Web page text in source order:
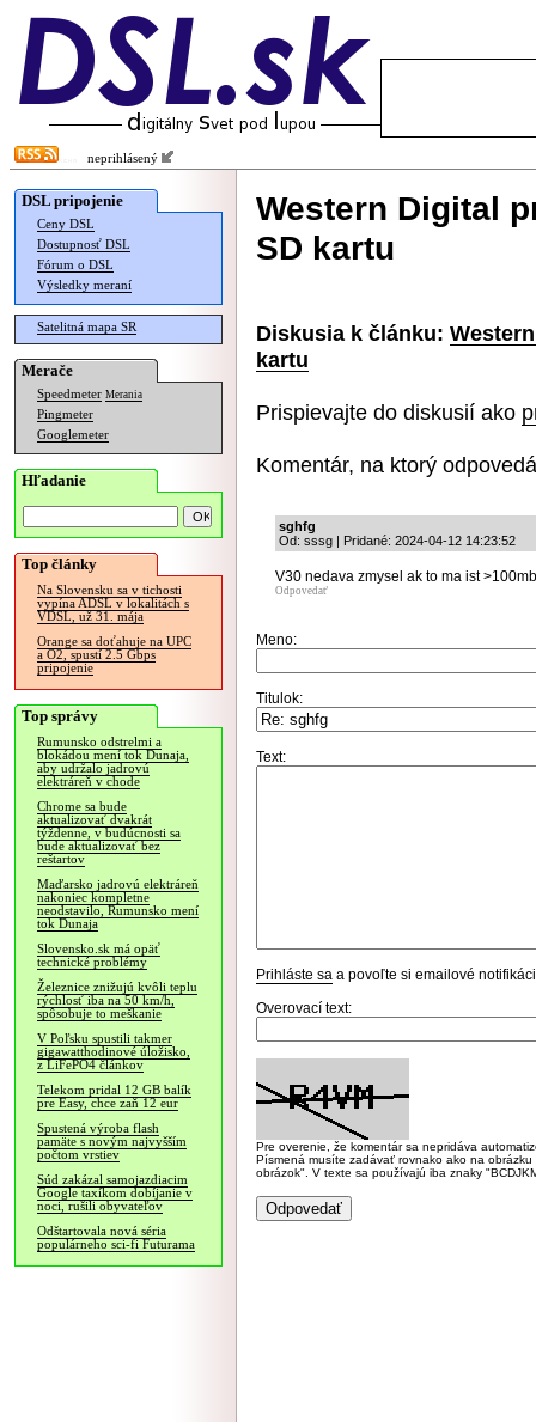
neprihlásený
DSL pripojenie
Ceny DSL
Dostupnosť DSL
Fórum o DSL
Výsledky meraní
Satelitná mapa SR
Merače
Speedmeter Merania
Pingmeter
Googlemeter
Hľadanie
Top články
Na Slovensku sa v tichosti
vypína ADSL v lokalitách s
VDSL, už 31. mája
Orange sa doťahuje na UPC
a O2, spustí 2.5 Gbps
pripojenie
Top správy
Rumunsko odstrelmi a
blokádou mení tok Dunaja,
aby udržalo jadrovú
elektráreň v chode
Chrome sa bude
aktualizovať dvakrát
týždenne, v budúcnosti sa
bude aktualizovať bez
reštartov
Maďarsko jadrovú elektráreň
nakoniec kompletne
neodstavilo, Rumunsko mení
tok Dunaja
Slovensko.sk má opäť
technické problémy
Železnice znižujú kvôli teplu
rýchlosť iba na 50 km/h,
spôsobuje to meškanie
V Poľsku spustili takmer
gigawatthodinové úložisko,
z LiFePO4 článkov
Telekom pridal 12 GB balík
pre Easy, chce zaň 12 eur
Spustená výroba flash
pamäte s novým najvyšším
počtom vrstiev
Súd zakázal samojazdiacim
Google taxíkom dobíjanie v
noci, rušili obyvateľov
Odštartovala nová séria
populárneho sci-fi Futurama
Western Digital
SD kartu
Diskusia k článku:
kartu
Prispievajte do diskusií ako
Komentár, na ktorý
sghfg
Od: sssg | Pridané: 2024-04-12 14:23:52
V30 nedava zmysel ak to ma ist
Odpovedať
Meno:
Titulok:
Text:
Prihláste sa a povoľte si emailové
Overovací text:
Pre overenie, že komentár sa nepridáva
Písmená musíte zadávať rovnako ako na
obrázok". V texte sa používajú iba znaky